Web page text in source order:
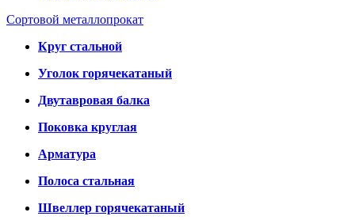
Сортовой металлопрокат
Круг стальной
Уголок горячекатаный
Двутавровая балка
Поковка круглая
Арматура
Полоса стальная
Швеллер горячекатаный